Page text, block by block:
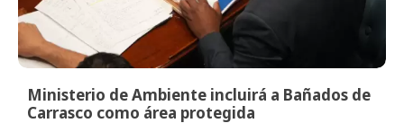
Ministerio de Ambiente incluirá a Bañados de
Carrasco como área protegida